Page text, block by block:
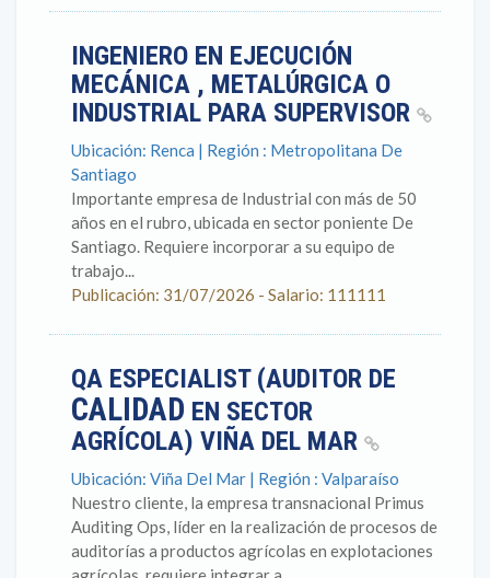
INGENIERO EN EJECUCIÓN
MECÁNICA , METALÚRGICA O
INDUSTRIAL PARA SUPERVISOR
Ubicación: Renca | Región : Metropolitana De
Santiago
Importante empresa de Industrial con más de 50
años en el rubro, ubicada en sector poniente De
Santiago. Requiere incorporar a su equipo de
trabajo...
Publicación: 31/07/2026 - Salario: 111111
QA ESPECIALIST (AUDITOR DE
CALIDAD EN SECTOR
AGRÍCOLA) VIÑA DEL MAR
Ubicación: Viña Del Mar | Región : Valparaíso
Nuestro cliente, la empresa transnacional Primus
Auditing Ops, líder en la realización de procesos de
auditorías a productos agrícolas en explotaciones